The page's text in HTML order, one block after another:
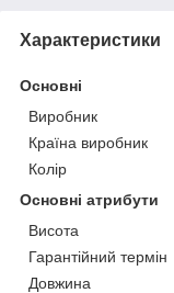
Характеристики
Основні
Виробник
Країна виробник
Колір
Основні атрибути
Висота
Гарантійний термін
Довжина